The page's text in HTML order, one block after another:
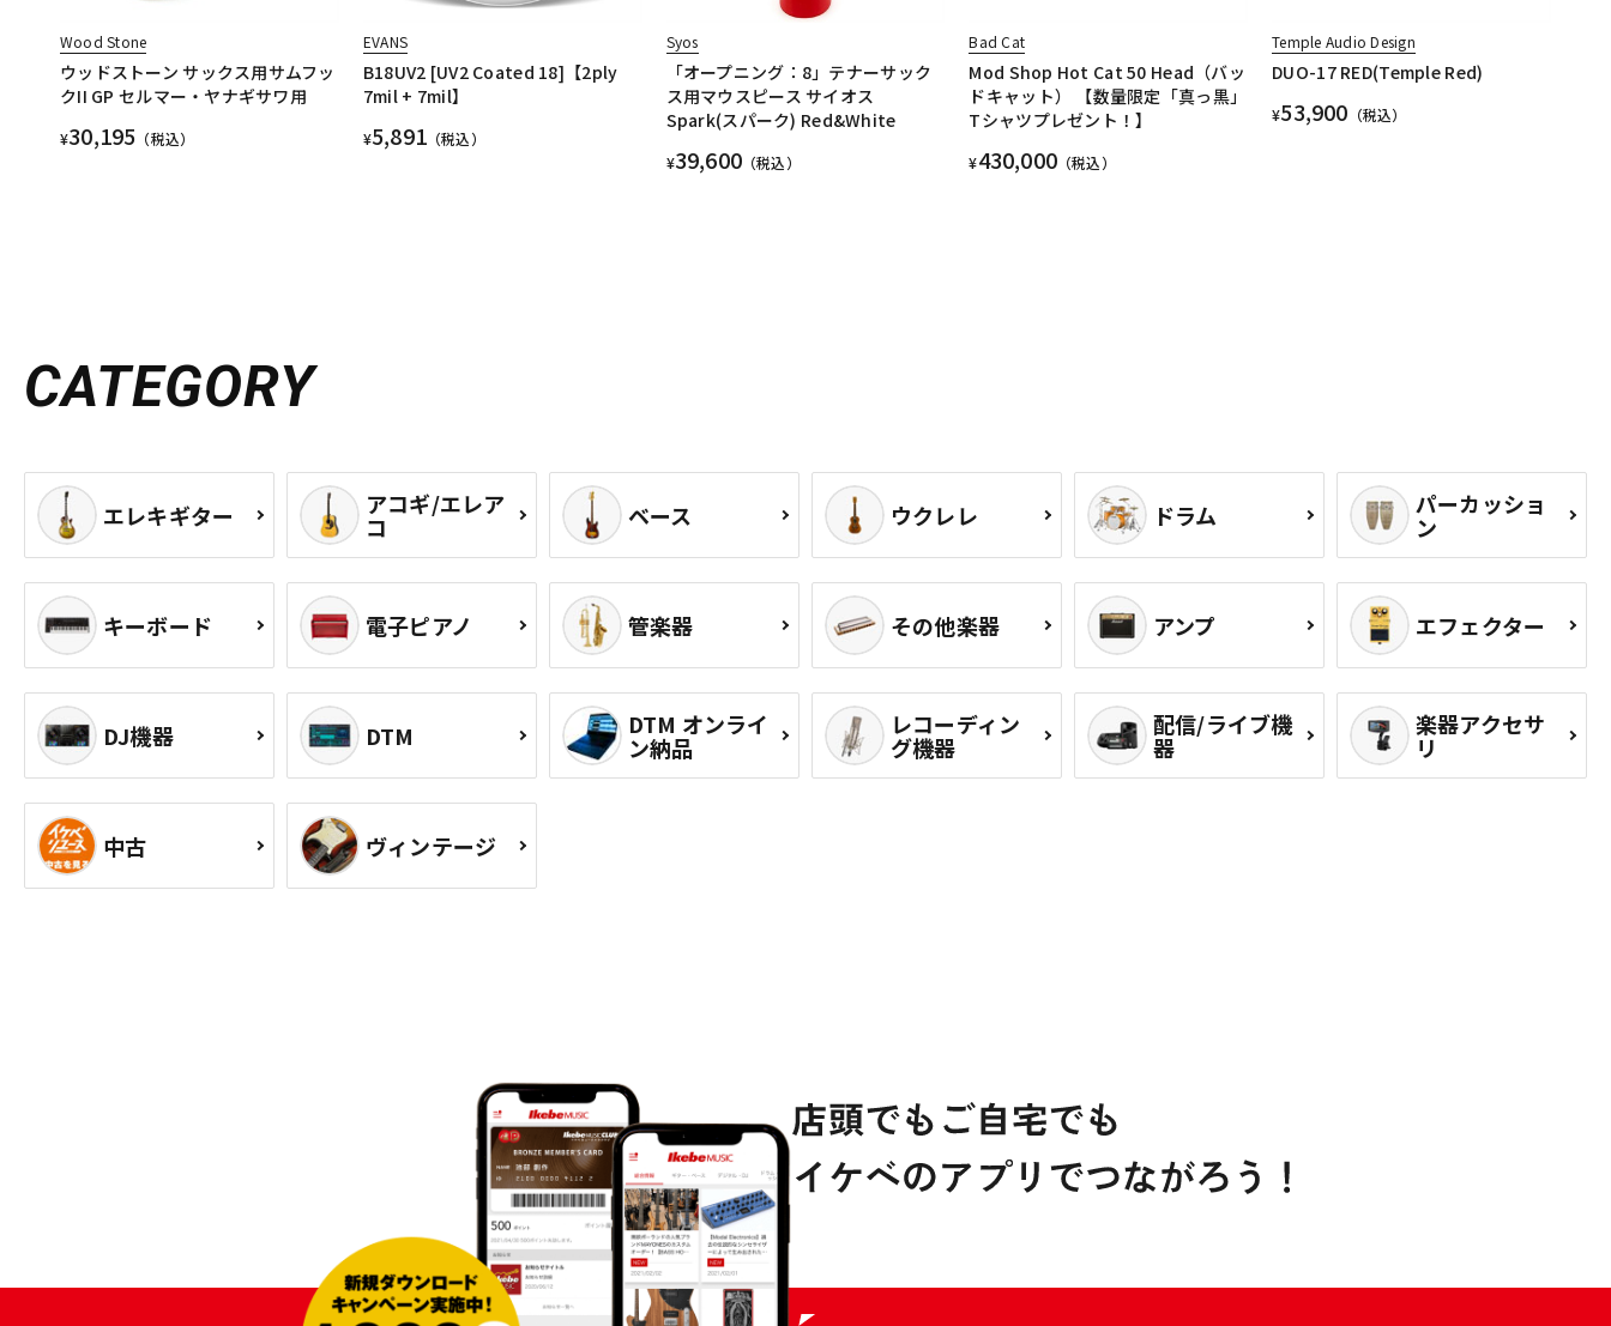
Wood Stone
ウッドストーン サックス用サムフッ
クII GP セルマー・ヤナギサワ用
¥30,195 （税込）
EVANS
B18UV2 [UV2 Coated 18]【2ply
7mil + 7mil】
¥5,891 （税込）
Syos
「オープニング：8」テナーサック
ス用マウスピース サイオス
Spark(スパーク) Red&White
¥39,600 （税込）
Bad Cat
Mod Shop Hot Cat 50 Head（バッ
ドキャット） 【数量限定「真っ黒」
Tシャツプレゼント！】
¥430,000 （税込）
Temple Audio Design
DUO-17 RED(Temple Red)
¥53,900 （税込）
CATEGORY
エレキギター アコギ/エレア
コ ベース ウクレレ ドラム パーカッショ
ン
キーボード 電子ピアノ 管楽器 その他楽器 アンプ エフェクター
DJ機器 DTM DTM オンライ
ン納品
レコーディン
グ機器
配信/ライブ機
器
楽器アクセサ
リ
中古 ヴィンテージ